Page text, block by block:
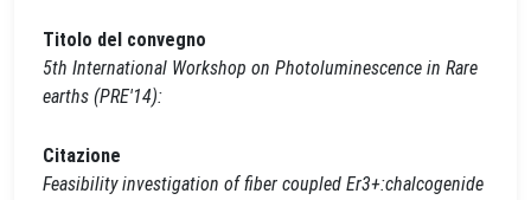
Titolo del convegno
5th International Workshop on Photoluminescence in Rare
earths (PRE'14):
Citazione
Feasibility investigation of fiber coupled Er3+:chalcogenide